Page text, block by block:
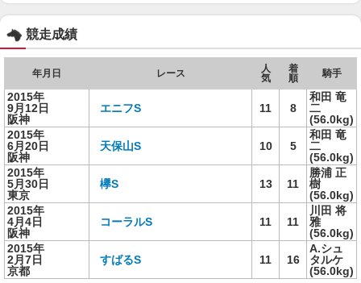
競走成績
年月日 レース
人
気
着
順
騎手
2015年
9月12日
阪神
エニフS 11 8
和田 竜
二
(56.0kg)
2015年
6月20日
阪神
天保山S 10 5
和田 竜
二
(56.0kg)
2015年
5月30日
東京
欅S 13 11
勝浦 正
樹
(56.0kg)
2015年
4月4日
阪神
コーラルS 11 11
川田 将
雅
(56.0kg)
2015年
2月7日
京都
すばるS 11 16
A.シュ
タルケ
(56.0kg)